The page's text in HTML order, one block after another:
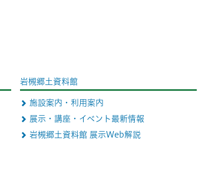
岩槻郷土資料館
施設案内・利用案内
展示・講座・イベント最新情報
岩槻郷土資料館 展示Web解説